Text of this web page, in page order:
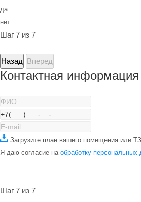
да
нет
Шаг 7 из 7
Назад Вперед
Контактная информация
Загрузите план вашего помещения или ТЗ
Я даю согласие на обработку персональных
Шаг 7 из 7